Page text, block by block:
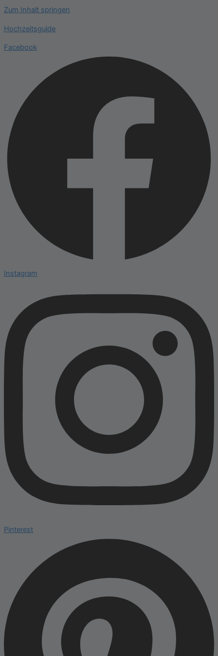
Zum Inhalt springen
Hochzeitsguide
Facebook
Instagram
Pinterest